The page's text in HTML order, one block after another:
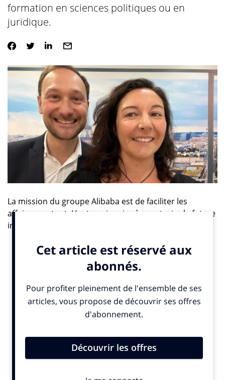
formation en sciences politiques ou en
juridique.
La mission du groupe Alibaba est de faciliter les
affaires partout. L’entreprise vise à construire la future
infrastructure du commerce.
Le modèle économique d’Alibaba est celui de la place
de marché. Il repose sur le fait que le Groupe ne vend
pas de produits et ne dispose d’aucun stock. Alibaba
marques, et notamment des PME, l’infrastructure
technologique et les innovations qui rendent possible
la vente de produits à travers le monde, ce qui lui
les marchands vendant leurs produits sur ses